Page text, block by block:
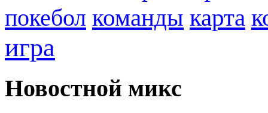
покебол команды карта
игра
Новостной микс